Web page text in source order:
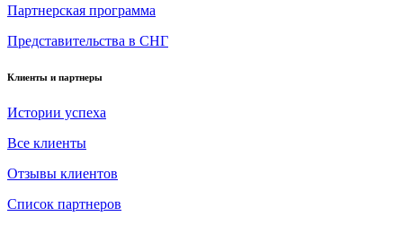
Партнерская программа
Представительства в СНГ
Клиенты и партнеры
Истории успеха
Все клиенты
Отзывы клиентов
Список партнеров